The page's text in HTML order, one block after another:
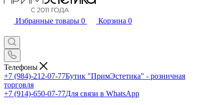
Избранные товары 0 Корзина 0
Телефоны
+7 (984)-212-07-77Бутик "ПримЭстетика" - розничная
торговля
+7 (914)-650-07-77Для связи в WhatsApp